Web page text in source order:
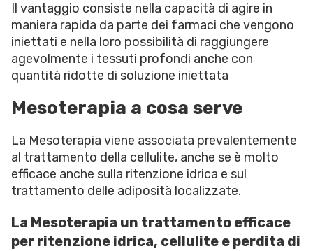
Il vantaggio consiste nella capacità di agire in
maniera rapida da parte dei farmaci che vengono
iniettati e nella loro possibilità di raggiungere
agevolmente i tessuti profondi anche con
quantità ridotte di soluzione iniettata
Mesoterapia a cosa serve
La Mesoterapia viene associata prevalentemente
al trattamento della cellulite, anche se è molto
efficace anche sulla ritenzione idrica e sul
trattamento delle adiposità localizzate.
La Mesoterapia un trattamento efficace
per ritenzione idrica, cellulite e perdita di